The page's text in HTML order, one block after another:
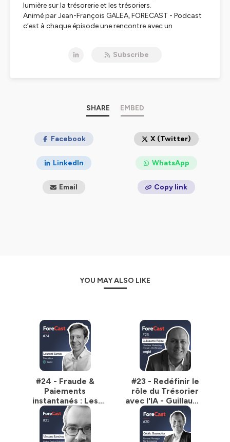
lumière sur la trésorerie et les trésoriers.
Animé par Jean-François GALEA, FORECAST - Podcast
c’est à chaque épisode une rencontre avec un
Chaque invité partagera avec nous son expérience et
Abonnez-vous et ne manquez aucun épisode !
Hébergé par Ausha. Visitez
ausha.co/politique-de-
Subscribe
SHARE EMBED
Facebook X (Twitter)
LinkedIn WhatsApp
Email Copy link
YOU MAY ALSO LIKE
#24 - Fraude &
Paiements
instantanés : Les
nouvelles règles du
jeu en Europe -
Laurent Sarrat, Sis
ID
#23 - Redéfinir le
rôle du Trésorier
avec l'IA - Guillaume
Rejou, Cegid